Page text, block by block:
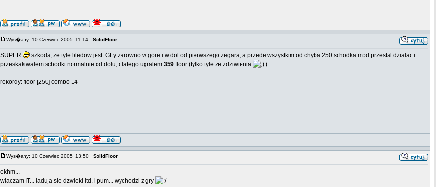
Wys�any: 10 Czerwiec 2005, 11:14 SolidFloor
SUPER
szkoda, ze tyle bledow jest: GFy zarowno w gore i w dol od pierwszego zegara, a przede wszystkim od chyba 250 schodka mod przestal dzialac i
przeskakiwalem schodki normalnie od dolu, dlatego ugralem 359 floor (tylko tyle ze zdziwienia )
rekordy: floor [250] combo 14
Wys�any: 10 Czerwiec 2005, 13:50 SolidFloor
ekhm...
wlaczam IT... laduja sie dzwieki itd. i pum... wychodzi z gry